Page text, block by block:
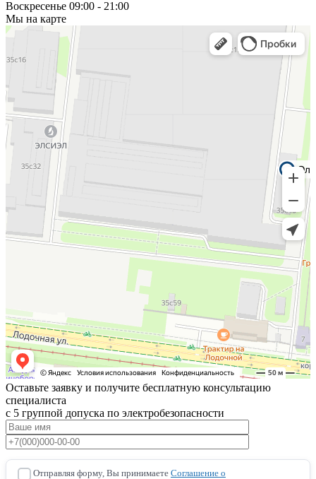
Воскресенье 09:00 - 21:00
Мы на карте
Оставьте заявку и получите бесплатную консультацию
специалиста
с 5 группой допуска по электробезопасности
Отправляя форму, Вы принимаете Соглашение о